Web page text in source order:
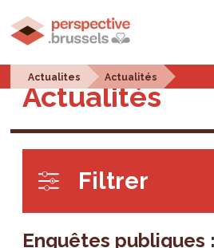
Actualites Actualités
Actualités
Filtrer
Enquêtes publiques